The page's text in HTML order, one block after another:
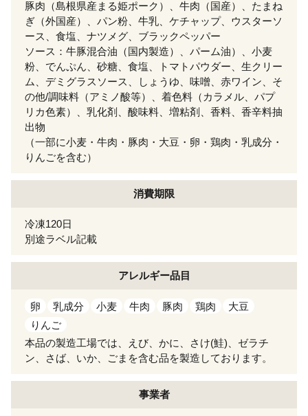
豚肉（島根県産まる姫ポーク）、牛肉（国産）、たまね
ぎ（外国産）、パン粉、牛乳、ケチャップ、ウスターソ
ース、食塩、ナツメグ、ブラックペッパー
ソース：牛豚混合油（国内製造）、パーム油）、小麦
粉、でんぷん、砂糖、食塩、トマトパウダー、生クリー
ム、デミグラスソース、しょうゆ、味噌、赤ワイン、そ
の他/調味料（アミノ酸等）、着色料（カラメル、パプ
リカ色素）、乳化剤、酸味料、増粘剤、香料、香辛料抽
出物
（一部に小麦・牛肉・豚肉・大豆・卵・鶏肉・乳成分・
りんごを含む）
消費期限
冷凍120日
別途ラベル記載
アレルギー品目
卵 乳成分 小麦 牛肉 豚肉 鶏肉
大豆
りんご
本品の製造工場では、えび、かに、さけ(鮭)、ゼラチ
ン、さば、いか、ごまを含む品を製造しております。
事業者